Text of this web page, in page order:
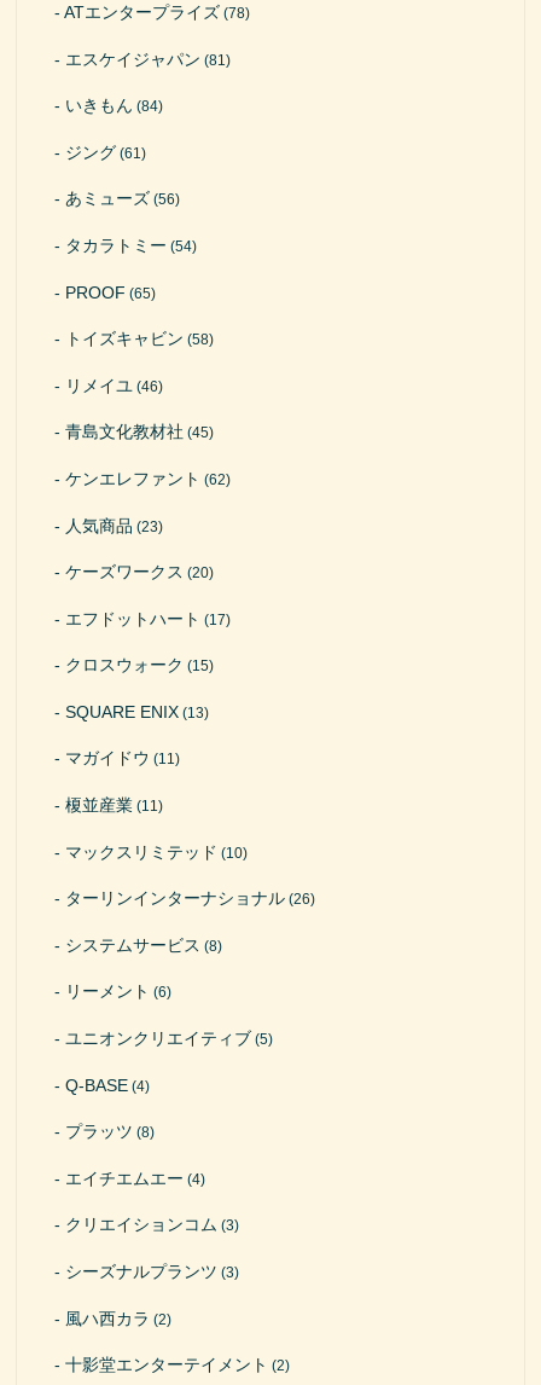
ATエンタープライズ (78)
エスケイジャパン (81)
いきもん (84)
ジング (61)
あミューズ (56)
タカラトミー (54)
PROOF (65)
トイズキャビン (58)
リメイユ (46)
青島文化教材社 (45)
ケンエレファント (62)
人気商品 (23)
ケーズワークス (20)
エフドットハート (17)
クロスウォーク (15)
SQUARE ENIX (13)
マガイドウ (11)
榎並産業 (11)
マックスリミテッド (10)
ターリンインターナショナル (26)
システムサービス (8)
リーメント (6)
ユニオンクリエイティブ (5)
Q-BASE (4)
プラッツ (8)
エイチエムエー (4)
クリエイションコム (3)
シーズナルプランツ (3)
風ハ西カラ (2)
十影堂エンターテイメント (2)